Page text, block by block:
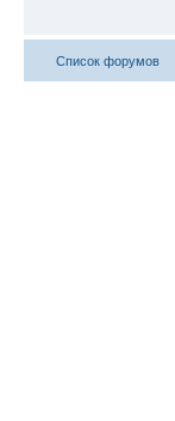
Список форумов